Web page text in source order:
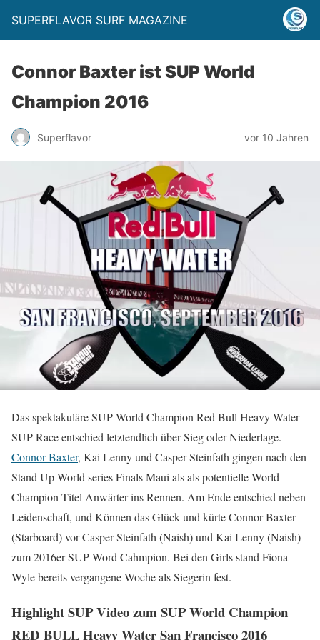
SUPERFLAVOR SURF MAGAZINE
Connor Baxter ist SUP World
Champion 2016
Superflavor vor 10 Jahren
Das spektakuläre SUP World Champion Red Bull Heavy Water
SUP Race entschied letztendlich über Sieg oder Niederlage.
Connor Baxter, Kai Lenny und Casper Steinfath gingen nach den
Stand Up World series Finals Maui als als potentielle World
Champion Titel Anwärter ins Rennen. Am Ende entschied neben
Leidenschaft, und Können das Glück und kürte Connor Baxter
(Starboard) vor Casper Steinfath (Naish) und Kai Lenny (Naish)
zum 2016er SUP Word Cahmpion. Bei den Girls stand Fiona
Wyle bereits vergangene Woche als Siegerin fest.
Highlight SUP Video zum SUP World Champion
RED BULL Heavy Water San Francisco 2016